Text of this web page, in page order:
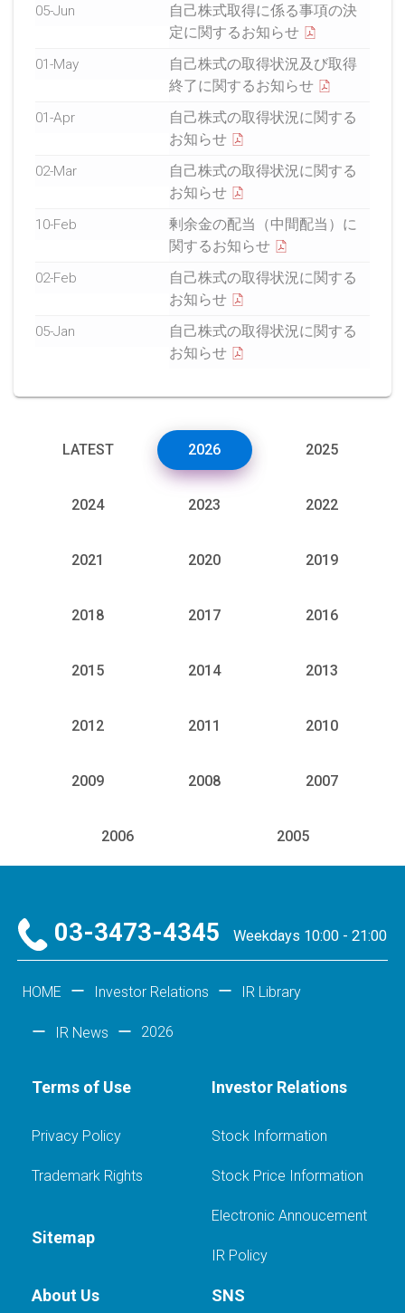
05-Jun
自己株式取得に係る事項の決
定に関するお知らせ
01-May
自己株式の取得状況及び取得
終了に関するお知らせ
01-Apr
自己株式の取得状況に関する
お知らせ
02-Mar
自己株式の取得状況に関する
お知らせ
10-Feb
剰余金の配当（中間配当）に
関するお知らせ
02-Feb
自己株式の取得状況に関する
お知らせ
05-Jan
自己株式の取得状況に関する
お知らせ
LATEST 2026 2025
2024 2023 2022
2021 2020 2019
2018 2017 2016
2015 2014 2013
2012 2011 2010
2009 2008 2007
2006 2005
03-3473-4345Weekdays 10:00 - 21:00
HOME Investor Relations IR Library
IR News 2026
Terms of Use
Privacy Policy
Trademark Rights
Sitemap
Investor Relations
Stock Information
Stock Price Information
Electronic Annoucement
IR Policy
About Us SNS